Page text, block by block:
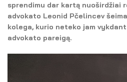
sprendimu dar kartą nuoširdžiai
advokato Leonid Pčelincev
kolega, kurio neteko jam
advokato pareigą.